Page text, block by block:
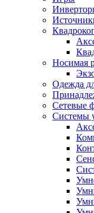
Носимая
Одежда
Сетевые
Системы